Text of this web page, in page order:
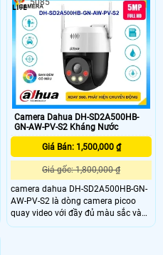
đến cho người dùng chất lượng hình
ảnh sắc nét và chân thực. Đặc biệt,
khả năng xem ban đêm Full Color
trong khoảng cách 30m là điểm
nhấn đáng chú ý của Camera này
Camera Dahua DH-SD2A500HB-
GN-AW-PV-S2 Kháng Nước
Giá Bán: 1,500,000 ₫
Giá gốc: 1,800,000 ₫
camera dahua DH-SD2A500HB-GN-
AW-PV-S2 là dòng camera picoo
quay video với đầy đủ màu sắc và
sử dụng đèn chiếu sáng kép thông
5085